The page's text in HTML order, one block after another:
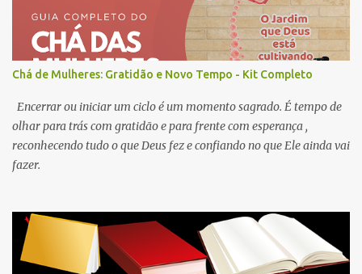
Chá de Mulheres: Gratidão e Novo Tempo - Kit Completo
Encerrar ou iniciar um ciclo é um momento sagrado. É tempo de
olhar para trás com gratidão e para frente com esperança ,
reconhecendo tudo o que Deus fez e confiando no que Ele ainda vai
fazer.